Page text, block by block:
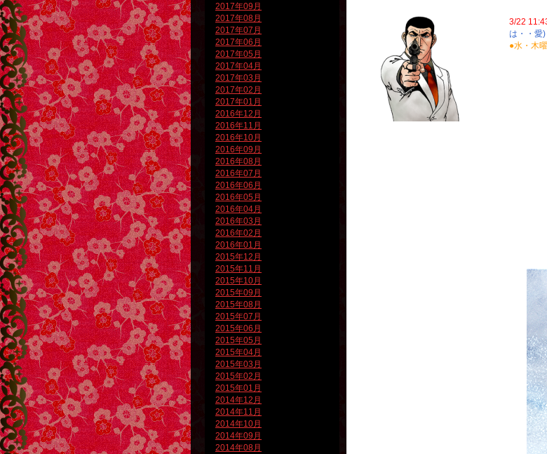
2017年09月
2017年08月
2017年07月
2017年06月
2017年05月
2017年04月
2017年03月
2017年02月
2017年01月
2016年12月
2016年11月
2016年10月
2016年09月
2016年08月
2016年07月
2016年06月
2016年05月
2016年04月
2016年03月
2016年02月
2016年01月
2015年12月
2015年11月
2015年10月
2015年09月
2015年08月
2015年07月
2015年06月
2015年05月
2015年04月
2015年03月
2015年02月
2015年01月
2014年12月
2014年11月
2014年10月
2014年09月
2014年08月
3/22
は・・愛)
●水・木